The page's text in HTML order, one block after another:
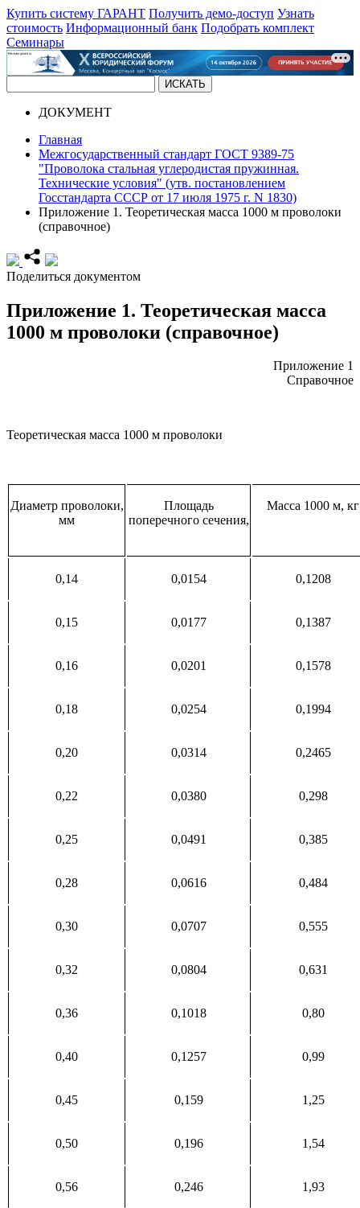
Купить систему ГАРАНТ Получить демо-доступ Узнать
стоимость Информационный банк Подобрать комплект
Семинары
ДОКУМЕНТ
Главная
Межгосударственный стандарт ГОСТ 9389-75
"Проволока стальная углеродистая пружинная.
Технические условия" (утв. постановлением
Госстандарта СССР от 17 июля 1975 г. N 1830)
Приложение 1. Теоретическая масса 1000 м проволоки
(справочное)
Поделиться документом
Приложение 1. Теоретическая масса
1000 м проволоки (справочное)
Приложение 1
Справочное
Теоретическая масса 1000 м проволоки
Диаметр проволоки,
мм
Площадь
поперечного сечения,
Масса 1000 м, кг
0,14 0,0154 0,1208
0,15 0,0177 0,1387
0,16 0,0201 0,1578
0,18 0,0254 0,1994
0,20 0,0314 0,2465
0,22 0,0380 0,298
0,25 0,0491 0,385
0,28 0,0616 0,484
0,30 0,0707 0,555
0,32 0,0804 0,631
0,36 0,1018 0,80
0,40 0,1257 0,99
0,45 0,159 1,25
0,50 0,196 1,54
0,56 0,246 1,93